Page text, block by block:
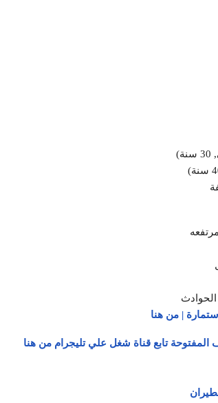
| من هنا
المفتوحة تابع قناة شغل علي تليجرام من هنا